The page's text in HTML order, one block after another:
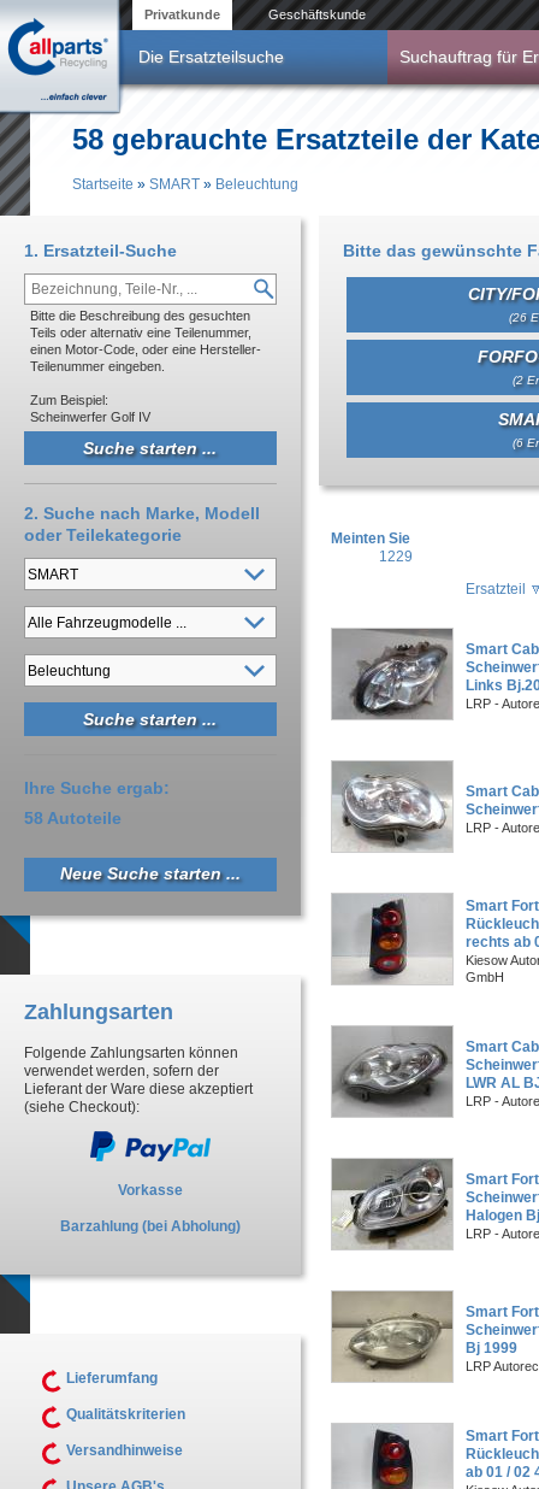
Privatkunde Geschäftskunde
Die Ersatzteilsuche Suchauftrag für
58 gebrauchte Ersatzteile der
Startseite » SMART » Beleuchtung
Bitte das gewünschte
CITY/
(26
(2
(6
Meinten Sie
1229
Ersatzteil
Smart
Links
LRP -
Smart
LRP -
Smart
rechts ab
Kiesow
GmbH
Smart
LWR AL
LRP -
Smart
Halogen
LRP -
Smart
Bj 1999
LRP
Smart
ab 01 / 02
1. Ersatzteil-Suche
Bitte die Beschreibung des gesuchten
Teils oder alternativ eine Teilenummer,
einen Motor-Code, oder eine Hersteller-
Teilenummer eingeben.
Zum Beispiel:
Scheinwerfer Golf IV
2. Suche nach Marke, Modell
oder Teilekategorie
Ihre Suche ergab:
58 Autoteile
Neue Suche starten ...
Zahlungsarten
Folgende Zahlungsarten können
verwendet werden, sofern der
Lieferant der Ware diese akzeptiert
(siehe Checkout):
Vorkasse
Barzahlung (bei Abholung)
Lieferumfang
Qualitätskriterien
Versandhinweise